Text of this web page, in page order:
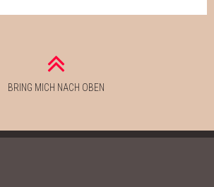
BRING MICH NACH OBEN